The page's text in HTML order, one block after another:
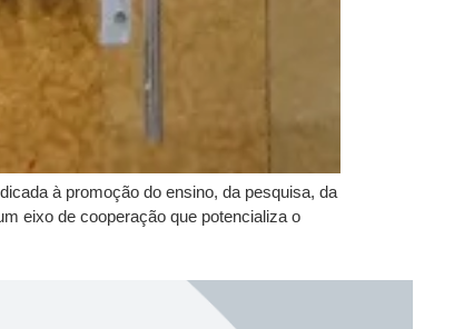
à promoção do ensino, da pesquisa, da
eixo de cooperação que potencializa o